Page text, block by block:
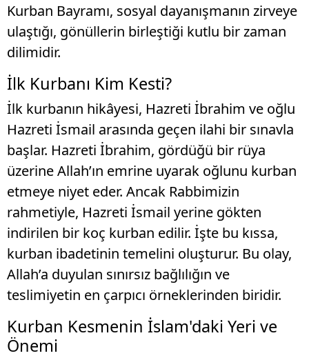
Kurban Bayramı, sosyal dayanışmanın zirveye
ulaştığı, gönüllerin birleştiği kutlu bir zaman
dilimidir.
İlk Kurbanı Kim Kesti?
İlk kurbanın hikâyesi, Hazreti İbrahim ve oğlu
Hazreti İsmail arasında geçen ilahi bir sınavla
başlar. Hazreti İbrahim, gördüğü bir rüya
üzerine Allah’ın emrine uyarak oğlunu kurban
etmeye niyet eder. Ancak Rabbimizin
rahmetiyle, Hazreti İsmail yerine gökten
indirilen bir koç kurban edilir. İşte bu kıssa,
kurban ibadetinin temelini oluşturur. Bu olay,
Allah’a duyulan sınırsız bağlılığın ve
teslimiyetin en çarpıcı örneklerinden biridir.
Kurban Kesmenin İslam'daki Yeri ve
Önemi